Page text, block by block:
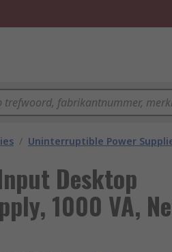
/ Uninterruptible Power
Desktop
1000 VA,